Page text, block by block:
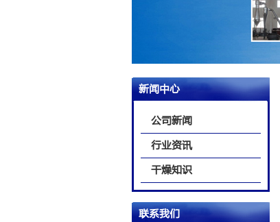
新闻中心
公司新闻
行业资讯
干燥知识
联系我们